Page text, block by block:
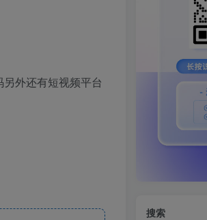
外还有短视频平台
搜索